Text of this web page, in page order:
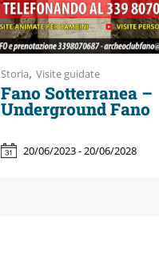
Storia, Visite guidate
Fano Sotterranea –
Underground Fano
20/06/2023 - 20/06/2028